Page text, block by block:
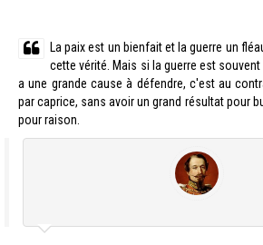
La paix est un bienfait et la guerre un
cette vérité. Mais si la guerre est
a une grande cause à défendre, c'est au
par caprice, sans avoir un grand résultat pour
pour raison.